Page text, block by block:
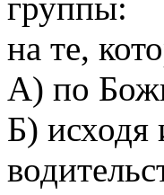
на те,
А) по
Б) исходя